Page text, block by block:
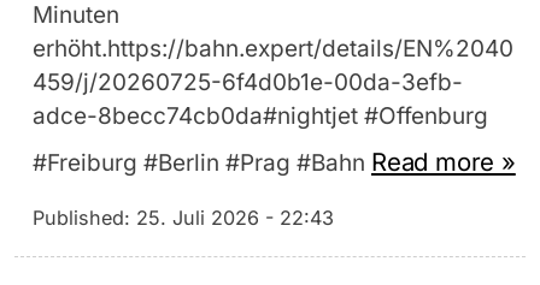
Minuten
erhöht.https://bahn.expert/details/EN%2040
459/j/20260725-6f4d0b1e-00da-3efb-
adce-8becc74cb0da#nightjet #Offenburg
#Freiburg #Berlin #Prag #Bahn Read more »
Published: 25. Juli 2026 - 22:43